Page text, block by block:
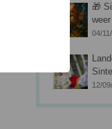
🎁
04/
12/